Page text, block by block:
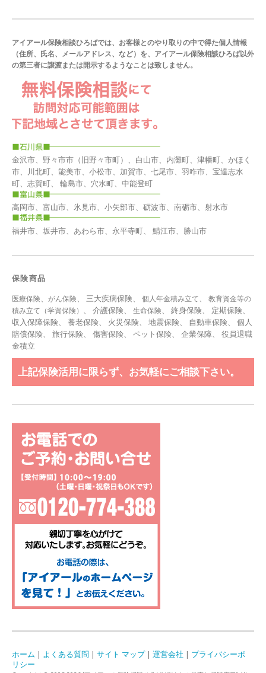
アイアール保険相談ひろばでは、お客様とのやり取りの中で得た個人情報
（住所、氏名、メールアドレス、など）を、アイアール保険相談ひろば以外
の第三者に譲渡または開示するようなことは致しません。
金沢市、野々市市（旧野々市町）、白山市、内灘町、津幡町、かほく
市、川北町、能美市、小松市、加賀市、七尾市、羽咋市、宝達志水
町、志賀町、 輪島市、穴水町、中能登町
高岡市、富山市、氷見市、小矢部市、砺波市、南砺市、射水市
福井市、坂井市、あわら市、永平寺町、 鯖江市、勝山市
保険商品
医療保険 がん保険 、 三大疾病保険、 個人年金積み立て
教育資金等の
積み立て（学資保険）
、 介護保険、 生命保険 、 終身保険、 定期保険、
収入保障保険、 養老保険、 火災保険、 地震保険、 自動車保険、 個人
賠償保険、 旅行保険、 傷害保険、 ペット保険、 企業保障
役員退職
金積立
上記保険活用に限らず、お気軽にご相談下さい。
ホーム | よくある質問 | サイト マップ | 運営会社 | プライバシーポ
リシー